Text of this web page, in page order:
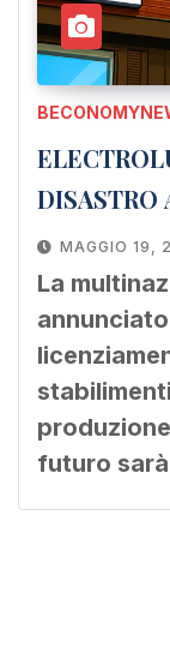
DISASTRO
MAGGIO 19,
La
futuro